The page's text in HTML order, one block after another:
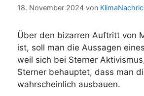
18. November 2024 von
Über den bizarren Auftritt von
ist, soll man die Aussagen
weil sich bei Sterner
Sterner behauptet, dass man
wahrscheinlich ausbauen.